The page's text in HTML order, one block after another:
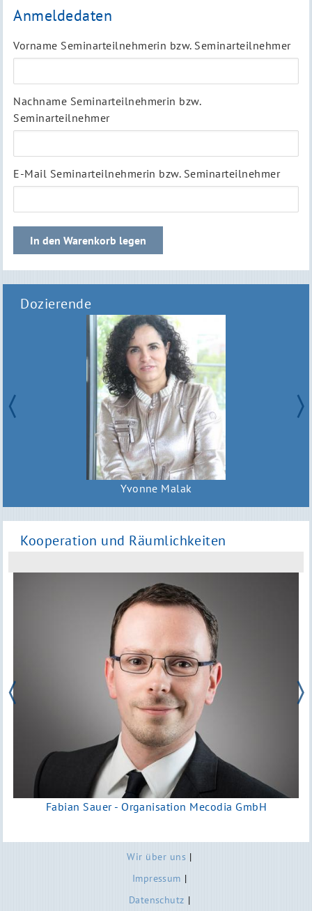
Anmeldedaten
Vorname Seminarteilnehmerin bzw. Seminarteilnehmer
Nachname Seminarteilnehmerin bzw.
Seminarteilnehmer
E-Mail Seminarteilnehmerin bzw. Seminarteilnehmer
Dozierende
Yvonne Malak
Kooperation und Räumlichkeiten
Fabian Sauer - Organisation Mecodia GmbH
Wir über uns
Impressum
Datenschutz